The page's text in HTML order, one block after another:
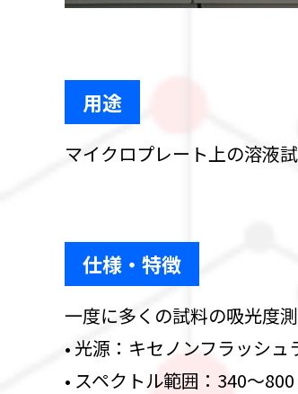
用途
マイクロプレート上の溶液
仕様・特徴
一度に多くの試料の吸光度
• 光源：キセノンフラッシュ
• スペクトル範囲：340～